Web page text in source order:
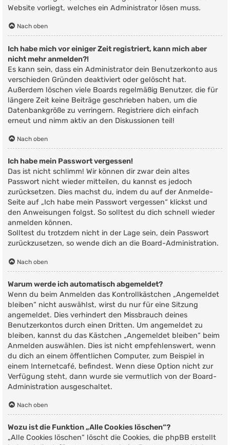
Website vorliegt, welches ein Administrator lösen muss.
Nach oben
Ich habe mich vor einiger Zeit registriert, kann mich aber
nicht mehr anmelden?!
Es kann sein, dass ein Administrator dein Benutzerkonto aus
verschieden Gründen deaktiviert oder gelöscht hat.
Außerdem löschen viele Boards regelmäßig Benutzer, die für
längere Zeit keine Beiträge geschrieben haben, um die
Datenbankgröße zu verringern. Registriere dich einfach
erneut und nimm aktiv an den Diskussionen teil!
Nach oben
Ich habe mein Passwort vergessen!
Das ist nicht schlimm! Wir können dir zwar dein altes
Passwort nicht wieder mitteilen, du kannst es jedoch
zurücksetzen. Dies machst du, indem du auf der Anmelde-
Seite auf „Ich habe mein Passwort vergessen“ klickst und
den Anweisungen folgst. So solltest du dich schnell wieder
anmelden können.
Solltest du trotzdem nicht in der Lage sein, dein Passwort
zurückzusetzen, so wende dich an die Board-Administration.
Nach oben
Warum werde ich automatisch abgemeldet?
Wenn du beim Anmelden das Kontrollkästchen „Angemeldet
bleiben“ nicht auswählst, wirst du nur für eine Sitzung
angemeldet. Dies verhindert den Missbrauch deines
Benutzerkontos durch einen Dritten. Um angemeldet zu
bleiben, kannst du das Kästchen „Angemeldet bleiben“ beim
Anmelden auswählen. Dies ist nicht empfehlenswert, wenn
du dich an einem öffentlichen Computer, zum Beispiel in
einem Internetcafé, befindest. Wenn diese Option nicht zur
Verfügung steht, dann wurde sie vermutlich von der Board-
Administration ausgeschaltet.
Nach oben
Wozu ist die Funktion „Alle Cookies löschen“?
„Alle Cookies löschen“ löscht die Cookies, die phpBB erstellt